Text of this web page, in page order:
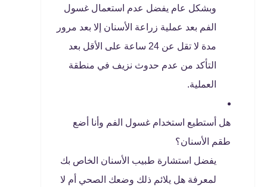
وبشكل عام يفضل عدم استعمال غسول
الفم بعد عملية زراعة الأسنان إلا بعد مرور
مدة لا تقل عن 24 ساعة على الأقل بعد
التأكد من عدم حدوث نزيف في منطقة
العملية.
هل أستطيع استخدام غسول الفم وأنا أضع
طقم الأسنان؟
يفضل استشارة طبيب الأسنان الخاص بك
لمعرفة هل يلائم ذلك وضعك الصحي أم لا